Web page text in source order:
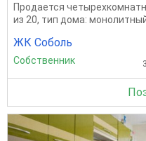
Продается
из 20, тип дома:
ЖК Соболь
Собственник